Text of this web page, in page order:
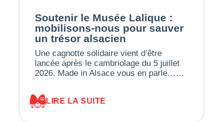
Soutenir le Musée Lalique :
mobilisons-nous pour sauver
un trésor alsacien
Une cagnotte solidaire vient d’être
lancée après le cambriolage du 5 juillet
2026. Made in Alsace vous en parle……
LIRE LA SUITE